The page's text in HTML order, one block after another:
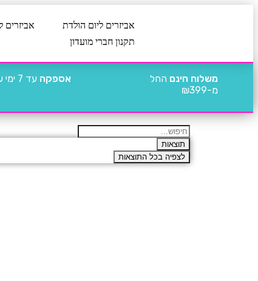
אביזרים ליום הולדת אביזרים
תקנון חברי מועדון
משלוח חינם החל
מ-₪399
אספקה עד 7 ימי עסקים
תוצאות
לצפיה בכל התוצאות